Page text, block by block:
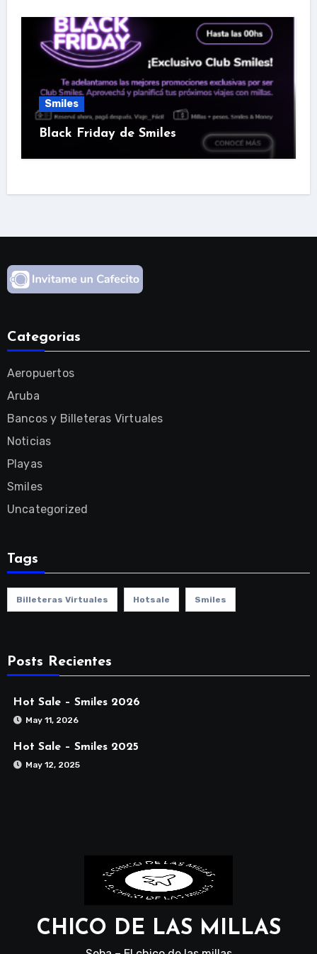
Smiles
Black Friday de Smiles
Categorias
Aeropuertos
Aruba
Bancos y Billeteras Virtuales
Noticias
Playas
Smiles
Uncategorized
Tags
Billeteras Virtuales Hotsale Smiles
Posts Recientes
Hot Sale – Smiles 2026
May 11, 2026
Hot Sale – Smiles 2025
May 12, 2025
CHICO DE LAS MILLAS